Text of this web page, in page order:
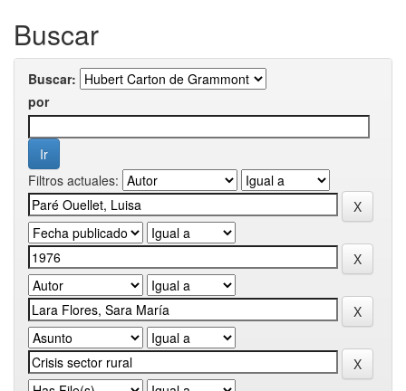
Buscar
Buscar:
por
Filtros actuales: